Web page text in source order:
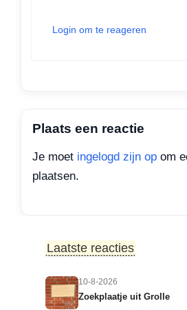
Login om te reageren
Plaats een reactie
Je moet ingelogd zijn op om
plaatsen.
Laatste reacties
10-8-2026
Zoekplaatje uit Grolle